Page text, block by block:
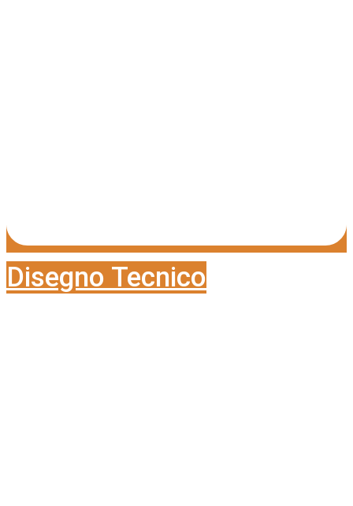
Disegno Tecnico